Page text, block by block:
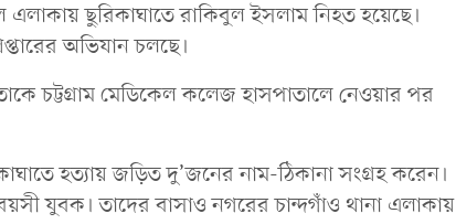
এলাকায় ছুরিকাঘাতে রাকিবুল ইসলাম নিহত হয়েছে।
অভিযান চলছে।
চট্টগ্রাম মেডিকেল কলেজ হাসপাতালে নেওয়ার পর
হত্যায় জড়িত দু’জনের নাম-ঠিকানা সংগ্রহ করেন।
যুবক। তাদের বাসাও নগরের চান্দগাঁও থানা এলাকায়